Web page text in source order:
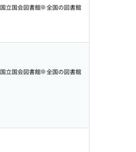
国立国会図書館 全国の図書館
国立国会図書館 全国の図書館